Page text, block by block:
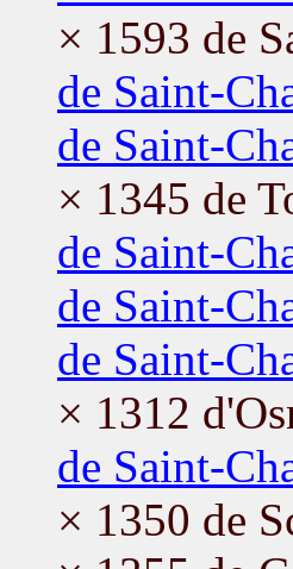
× 1593 de
de Saint-
de Saint-
× 1345 de
de Saint-
de Saint-
de Saint-
× 1312
de Saint-
× 1350 de